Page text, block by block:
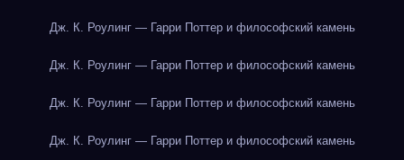
Дж. К. Роулинг — Гарри Поттер и философский камень
Дж. К. Роулинг — Гарри Поттер и философский камень
Дж. К. Роулинг — Гарри Поттер и философский камень
Дж. К. Роулинг — Гарри Поттер и философский камень